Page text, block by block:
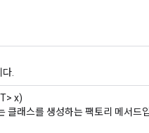
.
x)
클래스를 생성하는 팩토리 메서드